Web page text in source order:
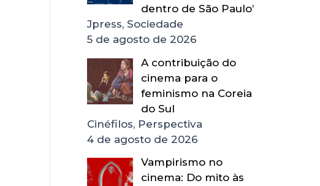
dentro de São Paulo’
Jpress, Sociedade
5 de agosto de 2026
A contribuição do
cinema para o
feminismo na Coreia
do Sul
Cinéfilos, Perspectiva
4 de agosto de 2026
Vampirismo no
cinema: Do mito às